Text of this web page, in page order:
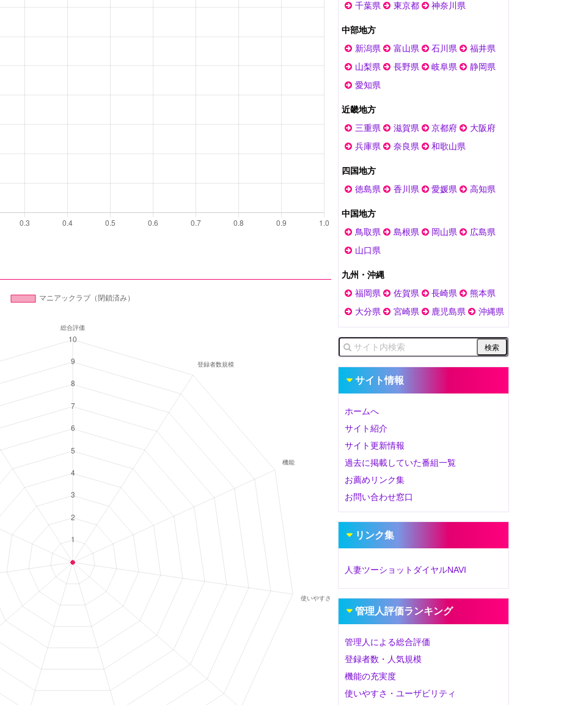
千葉県
東京都 神奈川県
中部地方
新潟県
富山県 石川県
福井県
山梨県
長野県 岐阜県
静岡県
愛知県
近畿地方
三重県
滋賀県 京都府
大阪府
兵庫県
奈良県 和歌山県
四国地方
徳島県
香川県 愛媛県 高知県
中国地方
鳥取県
島根県 岡山県
広島県
山口県
九州・沖縄
福岡県
佐賀県 長崎県
熊本県
大分県
宮崎県 鹿児島県 沖縄県
サイト情報
ホームへ
サイト紹介
サイト更新情報
過去に掲載していた番組一覧
お薦めリンク集
お問い合わせ窓口
リンク集
人妻ツーショットダイヤルNAVI
管理人評価ランキング
管理人による総合評価
登録者数・人気規模
機能の充実度
使いやすさ・ユーザビリティ